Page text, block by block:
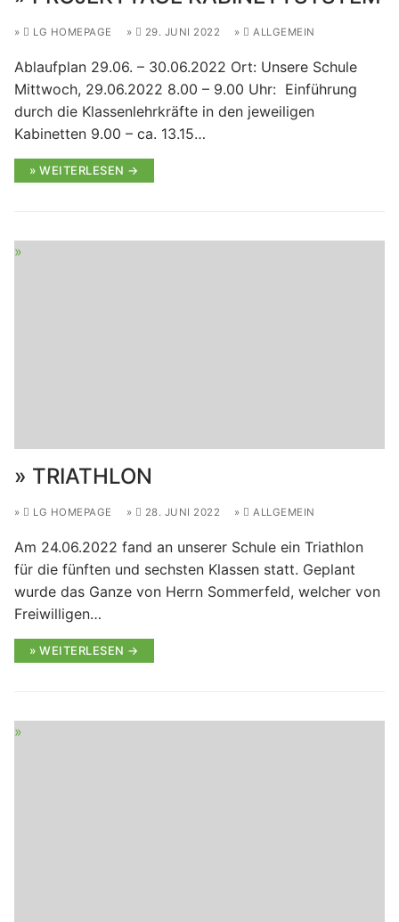
LG HOMEPAGE 29. JUNI 2022 ALLGEMEIN
Ablaufplan 29.06. – 30.06.2022 Ort: Unsere Schule
Mittwoch, 29.06.2022 8.00 – 9.00 Uhr: Einführung
durch die Klassenlehrkräfte in den jeweiligen
Kabinetten 9.00 – ca. 13.15…
WEITERLESEN →
TRIATHLON
LG HOMEPAGE 28. JUNI 2022 ALLGEMEIN
Am 24.06.2022 fand an unserer Schule ein Triathlon
für die fünften und sechsten Klassen statt. Geplant
wurde das Ganze von Herrn Sommerfeld, welcher von
Freiwilligen…
WEITERLESEN →